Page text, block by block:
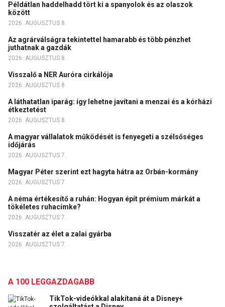
Példátlan haddelhadd tört ki a spanyolok és az olaszok
között
2026. AUGUSZTUS 8.
Az agrárválságra tekintettel hamarabb és több pénzhet
juthatnak a gazdák
2026. AUGUSZTUS 8.
Visszalő a NER Auróra cirkálója
2026. AUGUSZTUS 8.
A láthatatlan iparág: így lehetne javítani a menzai és a kórházi
étkeztetést
2026. AUGUSZTUS 8.
A magyar vállalatok működését is fenyegeti a szélsőséges
időjárás
2026. AUGUSZTUS 7.
Magyar Péter szerint ezt hagyta hátra az Orbán-kormány
2026. AUGUSZTUS 7.
A néma értékesítő a ruhán: Hogyan épít prémium márkát a
tökéletes ruhacímke?
2026. AUGUSZTUS 7.
Visszatér az élet a zalai gyárba
2026. AUGUSZTUS 7.
A 100 LEGGAZDAGABB
TikTok-videókkal alakítaná át a Disney+